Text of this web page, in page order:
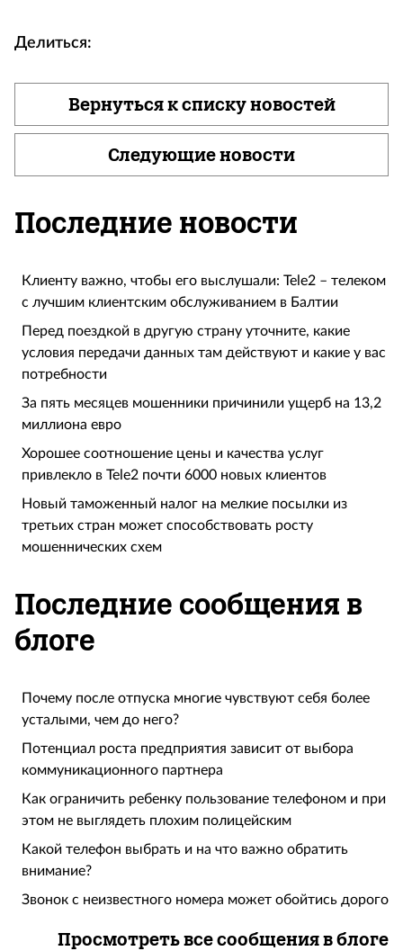
Делиться:
Вернуться к списку новостей
Следующие новости
Последние новости
Клиенту важно, чтобы его выслушали: Tele2 – телеком
с лучшим клиентским обслуживанием в Балтии
Перед поездкой в другую страну уточните, какие
условия передачи данных там действуют и какие у вас
потребности
За пять месяцев мошенники причинили ущерб на 13,2
миллиона евро
Хорошее соотношение цены и качества услуг
привлекло в Tele2 почти 6000 новых клиентов
Новый таможенный налог на мелкие посылки из
третьих стран может способствовать росту
мошеннических схем
Последние сообщения в
блоге
Почему после отпуска многие чувствуют себя более
усталыми, чем до него?
Потенциал роста предприятия зависит от выбора
коммуникационного партнера
Как ограничить ребенку пользование телефоном и при
этом не выглядеть плохим полицейским
Какой телефон выбрать и на что важно обратить
внимание?
Звонок с неизвестного номера может обойтись дорого
Просмотреть все сообщения в блоге